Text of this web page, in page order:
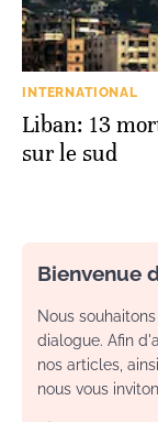
INTERNATIONAL
Liban: 13
sur le sud
Bienvenue
Nous
dialogue. Afin
nos articles,
nous vous